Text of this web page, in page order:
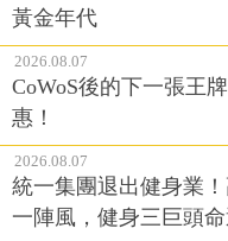
黃金年代
2026.08.07
CoWoS後的下一張王
惠！
2026.08.07
統一集團退出健身業
一陣風，健身三巨頭命